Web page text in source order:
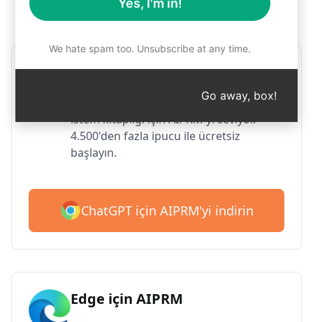
Adım 1: AIPRM'yi ücretsiz indirin
Google Chrome için AIPRM
2 milyondan fazla kullanıcı ChatGPT'nin
istem kitaplığı için AIPRM'yi seviyor.
4.500'den fazla ipucu ile ücretsiz
başlayın.
ChatGPT için AIPRM'yi indirin
Edge için AIPRM
Yes, I'm in!
We hate spam too. Unsubscribe at any time.
Go away, box!